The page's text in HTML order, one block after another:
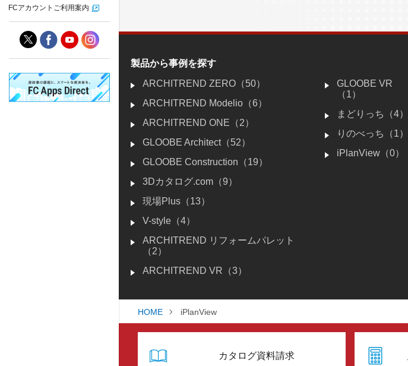
FCアカウントご利用案内
製品から事例を探す
ARCHITREND ZERO（50）
ARCHITREND Modelio（6）
ARCHITREND ONE（2）
GLOOBE Architect（52）
GLOOBE Construction（19）
3Dカタログ.com（9）
現場Plus（13）
V-style（4）
ARCHITREND リフォームパレット
（2）
ARCHITREND VR（3）
GLOOBE VR
（1）
まどりっち（4）
りのべっち（1）
iPlanView（0）
HOME iPlanView
カタログ資料請求